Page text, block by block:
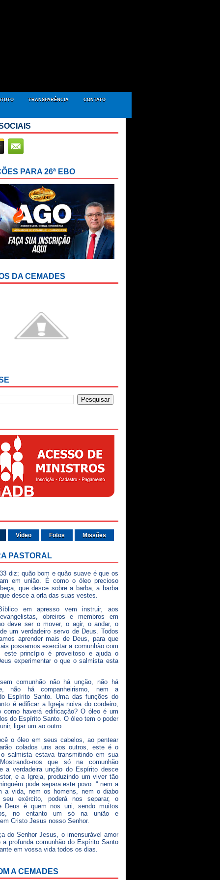
TRANSPARÊNCIA CONTATO
PARA 26ª EBO
DA CEMADES
Vídeo Fotos Missões
PASTORAL
diz; quão bom e quão suave é que os
em união. É como o óleo precioso
que desce sobre a barba, a barba
desce a orla das suas vestes.
em apresso vem instruir, aos
obreiros e membros em
deve ser o mover, o agir, o andar, o
um verdadeiro servo de Deus. Todos
aprender mais de Deus, para que
possamos exercitar a comunhão com
este princípio é proveitoso e ajuda o
experimentar o que o salmista esta
comunhão não há unção, não há
não há companheirismo, nem a
Espírito Santo. Uma das funções do
é edificar a Igreja noiva do cordeiro,
como haverá edificação? O óleo é um
do Espírito Santo. O óleo tem o poder
ligar um ao outro.
o óleo em seus cabelos, ao pentear
colados uns aos outros, este é o
salmista estava transmitindo em sua
nos que só na comunhão
a verdadeira unção do Espírito desce
e a Igreja, produzindo um viver tão
pode separa este povo: “ nem a
a vida, nem os homens, nem o diabo
exército, poderá nos separar, o
Deus é quem nos uni, sendo muitos
no entanto um só na união e
Cristo Jesus nosso Senhor.
do Senhor Jesus, o imensurável amor
a profunda comunhão do Espírito Santo
em vossa vida todos os dias.
A CEMADES